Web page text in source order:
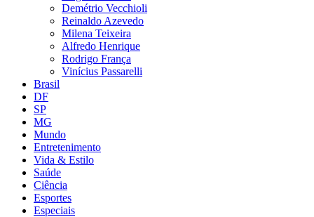
Demétrio Vecchioli
Reinaldo Azevedo
Milena Teixeira
Alfredo Henrique
Rodrigo França
Vinícius Passarelli
Brasil
DF
SP
MG
Mundo
Entretenimento
Vida & Estilo
Saúde
Ciência
Esportes
Especiais